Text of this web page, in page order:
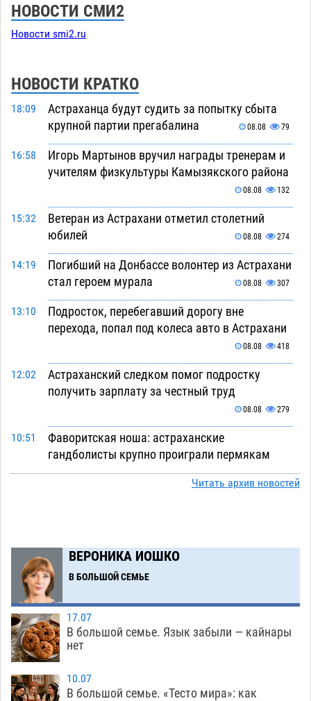
НОВОСТИ СМИ2
Новости smi2.ru
НОВОСТИ КРАТКО
18:09
Астраханца будут судить за попытку сбыта
крупной партии прегабалина
08.08 79
16:58
Игорь Мартынов вручил награды тренерам и
учителям физкультуры Камызякского района
08.08 132
15:32
Ветеран из Астрахани отметил столетний
юбилей
08.08 274
14:19
Погибший на Донбассе волонтер из Астрахани
стал героем мурала
08.08 307
13:10
Подросток, перебегавший дорогу вне
перехода, попал под колеса авто в Астрахани
08.08 418
12:02
Астраханский следком помог подростку
получить зарплату за честный труд
08.08 279
10:51
Фаворитская ноша: астраханские
гандболисты крупно проиграли пермякам
08.08 272
18:00
Завтра астраханцы проведут день в режиме
экстремальной температурной нагрузки
17:09
Астраханский котлован с мусором угрожает
плодородию Харабалинского района
16:24
Игорь Редькин проинспектировал
Читать архив новостей
ВЕРОНИКА ИОШКО
В БОЛЬШОЙ СЕМЬЕ
17.07
В большой семье. Язык забыли — кайнары
нет
10.07
В большой семье. «Тесто мира»: как